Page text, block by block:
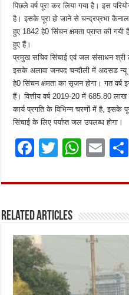
पिछले वर्ष पूरा कर लिया गया है। इस
है। इसके पूरा हो जाने से चन्द्रप्रभा
हुए 1842 हे0 सिंचन क्षमता प्राप्त की
हुए हैं।
प्रमुख सचिव सिंचाई एवं जल संसाधन श्री
इसके अलावा जनपद चन्दौली में अदसड न्यू
हे0 सिंचन क्षमता का सृजन होगा। गत वर्ष
हैं। वित्तीय वर्ष 2019-20 में 685.80 लाख
कार्य प्रगति के विभिन्न चरणों में है, इसके
सिंचाई के लिए पर्याप्त जल उपलब्ध होगा।
F
ce
o
o
k
T
it
r
W
at
A
p
p
E
ai
Related Articles